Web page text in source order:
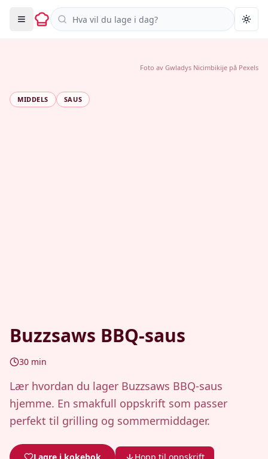
Søk i oppskrifter
MIDDELS SAUS
Buzzsaws BBQ-saus
30 min
Lær hvordan du lager Buzzsaws BBQ-saus
hjemme. En smakfull oppskrift som passer
perfekt til grilling og sommermiddager.
Foto av Gwladys Nicimbikije på Pexels